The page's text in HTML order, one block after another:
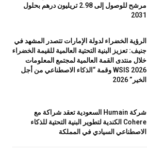
مرشح للوصول إلى 2.98 تريليون درهم بحلول
2031
الرؤية الخضراء لدولة الإمارات تتصدر المشهد في
جنيف: تعزيز البنية التحتية العالمية للقيمة الخضراء
خلال منتدى القمة العالمية لمجتمع المعلومات
WSIS 2026 وقمة “الذكاء الاصطناعي من أجل
الخير” 2026
شركة Humain السعودية تعقد شراكة مع
Cohere الكندية لتطوير البنية التحتية للذكاء
الاصطناعي السيادي في المملكة